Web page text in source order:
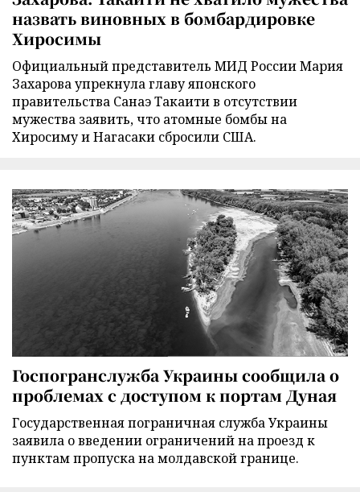
назвать виновных в бомбардировке
Хиросимы
Официальный представитель МИД России Мария
Захарова упрекнула главу японского
правительства Санаэ Такаити в отсутствии
мужества заявить, что атомные бомбы на
Хиросиму и Нагасаки сбросили США.
Госпогранслужба Украины сообщила о
проблемах с доступом к портам Дуная
Государственная пограничная служба Украины
заявила о введении ограничений на проезд к
пунктам пропуска на молдавской границе.